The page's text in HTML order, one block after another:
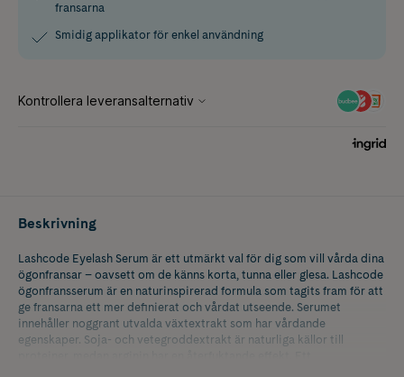
fransarna
Smidig applikator för enkel användning
Beskrivning
Lashcode Eyelash Serum är ett utmärkt val för dig som vill vårda dina
ögonfransar – oavsett om de känns korta, tunna eller glesa. Lashcode
ögonfransserum är en naturinspirerad formula som tagits fram för att
ge fransarna ett mer definierat och vårdat utseende. Serumet
innehåller noggrant utvalda växtextrakt som har vårdande
egenskaper. Soja- och vetegroddextrakt är naturliga källor till